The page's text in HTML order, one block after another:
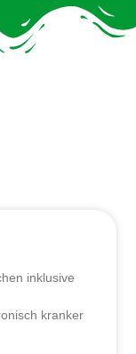
inklusive
kranker